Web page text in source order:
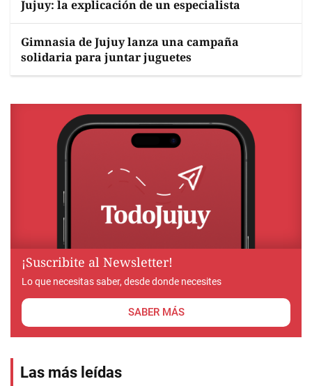
Jujuy: la explicación de un especialista
Gimnasia de Jujuy lanza una campaña
solidaria para juntar juguetes
¡Suscribite al Newsletter!
Lo que necesitas saber, desde donde necesites
SABER MÁS
Las más leídas